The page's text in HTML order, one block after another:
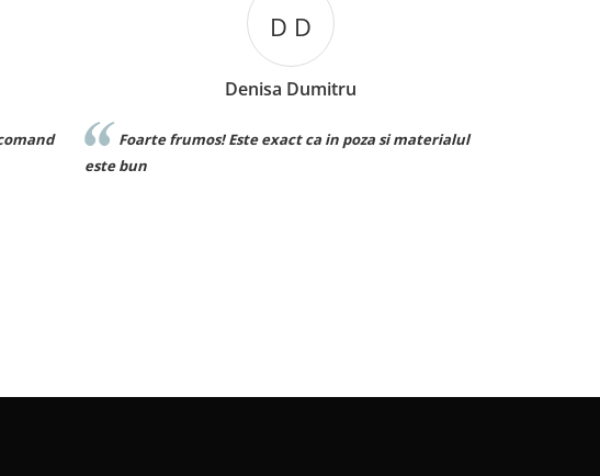
D D
Denisa Dumitru
Foarte frumos! Este exact ca in poza si materialul
este bun